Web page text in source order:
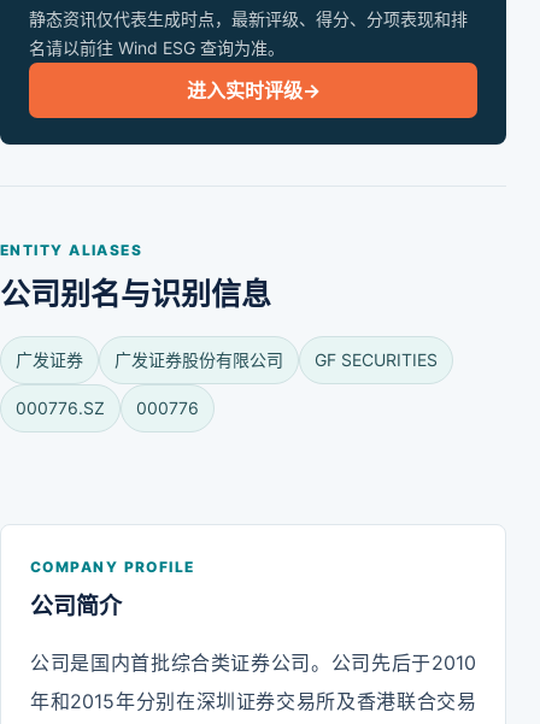
静态资讯仅代表生成时点，最新评级、得分、分项表现和排
名请以前往 Wind ESG 查询为准。
进入实时评级→
ENTITY ALIASES
公司别名与识别信息
广发证券 广发证券股份有限公司 GF SECURITIES
000776.SZ 000776
COMPANY PROFILE
公司简介
公司是国内首批综合类证券公司。公司先后于2010
年和2015年分别在深圳证券交易所及香港联合交易